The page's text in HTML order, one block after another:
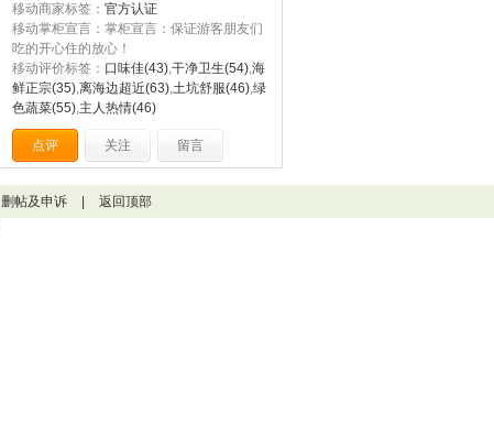
移动商家标签： 官方认证
移动掌柜宣言：掌柜宣言：保证游客朋友们
吃的开心住的放心！
移动评价标签： 口味佳(43),干净卫生(54),海
鲜正宗(35),离海边超近(63),土坑舒服(46),绿
色蔬菜(55),主人热情(46)
点评 关注 留言
删帖及申诉
返回顶部